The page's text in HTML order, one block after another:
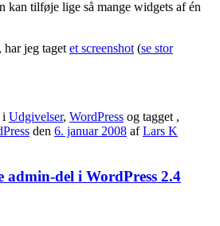
kan tilføje lige så mange widgets af én
jeg taget et screenshot (se stor
i Udgivelser, WordPress og tagget ,
den 6. januar 2008 afLars K
admin-del i WordPress 2.4